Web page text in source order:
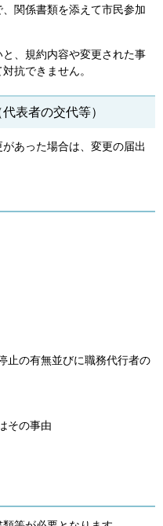
関係書類を添えて市民参加
、規約内容や変更された事
対抗できません。
表者の交代等）
あった場合は、変更の届出
止の有無並びに職務代行者の
その事由